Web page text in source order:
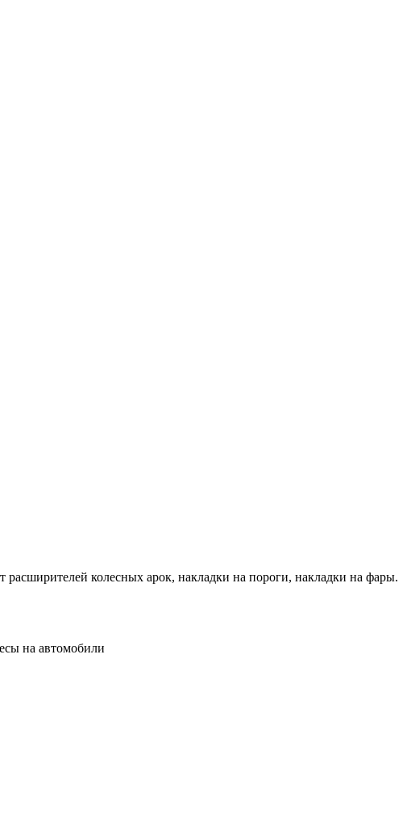
колесных арок, накладки на пороги, накладки на фары.
на автомобили